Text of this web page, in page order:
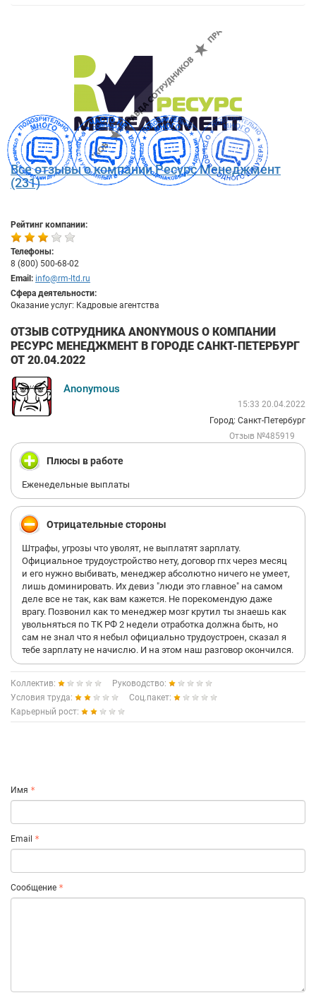
Все отзывы о компании Ресурс Менеджмент
(231)
Рейтинг компании:
Телефоны:
8 (800) 500-68-02
Email: info@rm-ltd.ru
Сфера деятельности:
Оказание услуг: Кадровые агентства
ОТЗЫВ СОТРУДНИКА ANONYMOUS О КОМПАНИИ
РЕСУРС МЕНЕДЖМЕНТ В ГОРОДЕ САНКТ-ПЕТЕРБУРГ
ОТ 20.04.2022
Anonymous
15:33 20.04.2022
Город: Санкт-Петербург
Отзыв №485919
Плюсы в работе
Еженедельные выплаты
Отрицательные стороны
Штрафы, угрозы что уволят, не выплатят зарплату.
Официальное трудоустройство нету, договор гпх через месяц
и его нужно выбивать, менеджер абсолютно ничего не умеет,
лишь доминировать. Их девиз "люди это главное" на самом
деле все не так, как вам кажется. Не порекомендую даже
врагу. Позвонил как то менеджер мозг крутил ты знаешь как
увольняться по ТК РФ 2 недели отработка должна быть, но
сам не знал что я небыл официально трудоустроен, сказал я
тебе зарплату не начислю. И на этом наш разговор окончился.
Коллектив:
Руководство:
Условия труда:
Соц.пакет:
Карьерный рост:
Имя
Email
Сообщение